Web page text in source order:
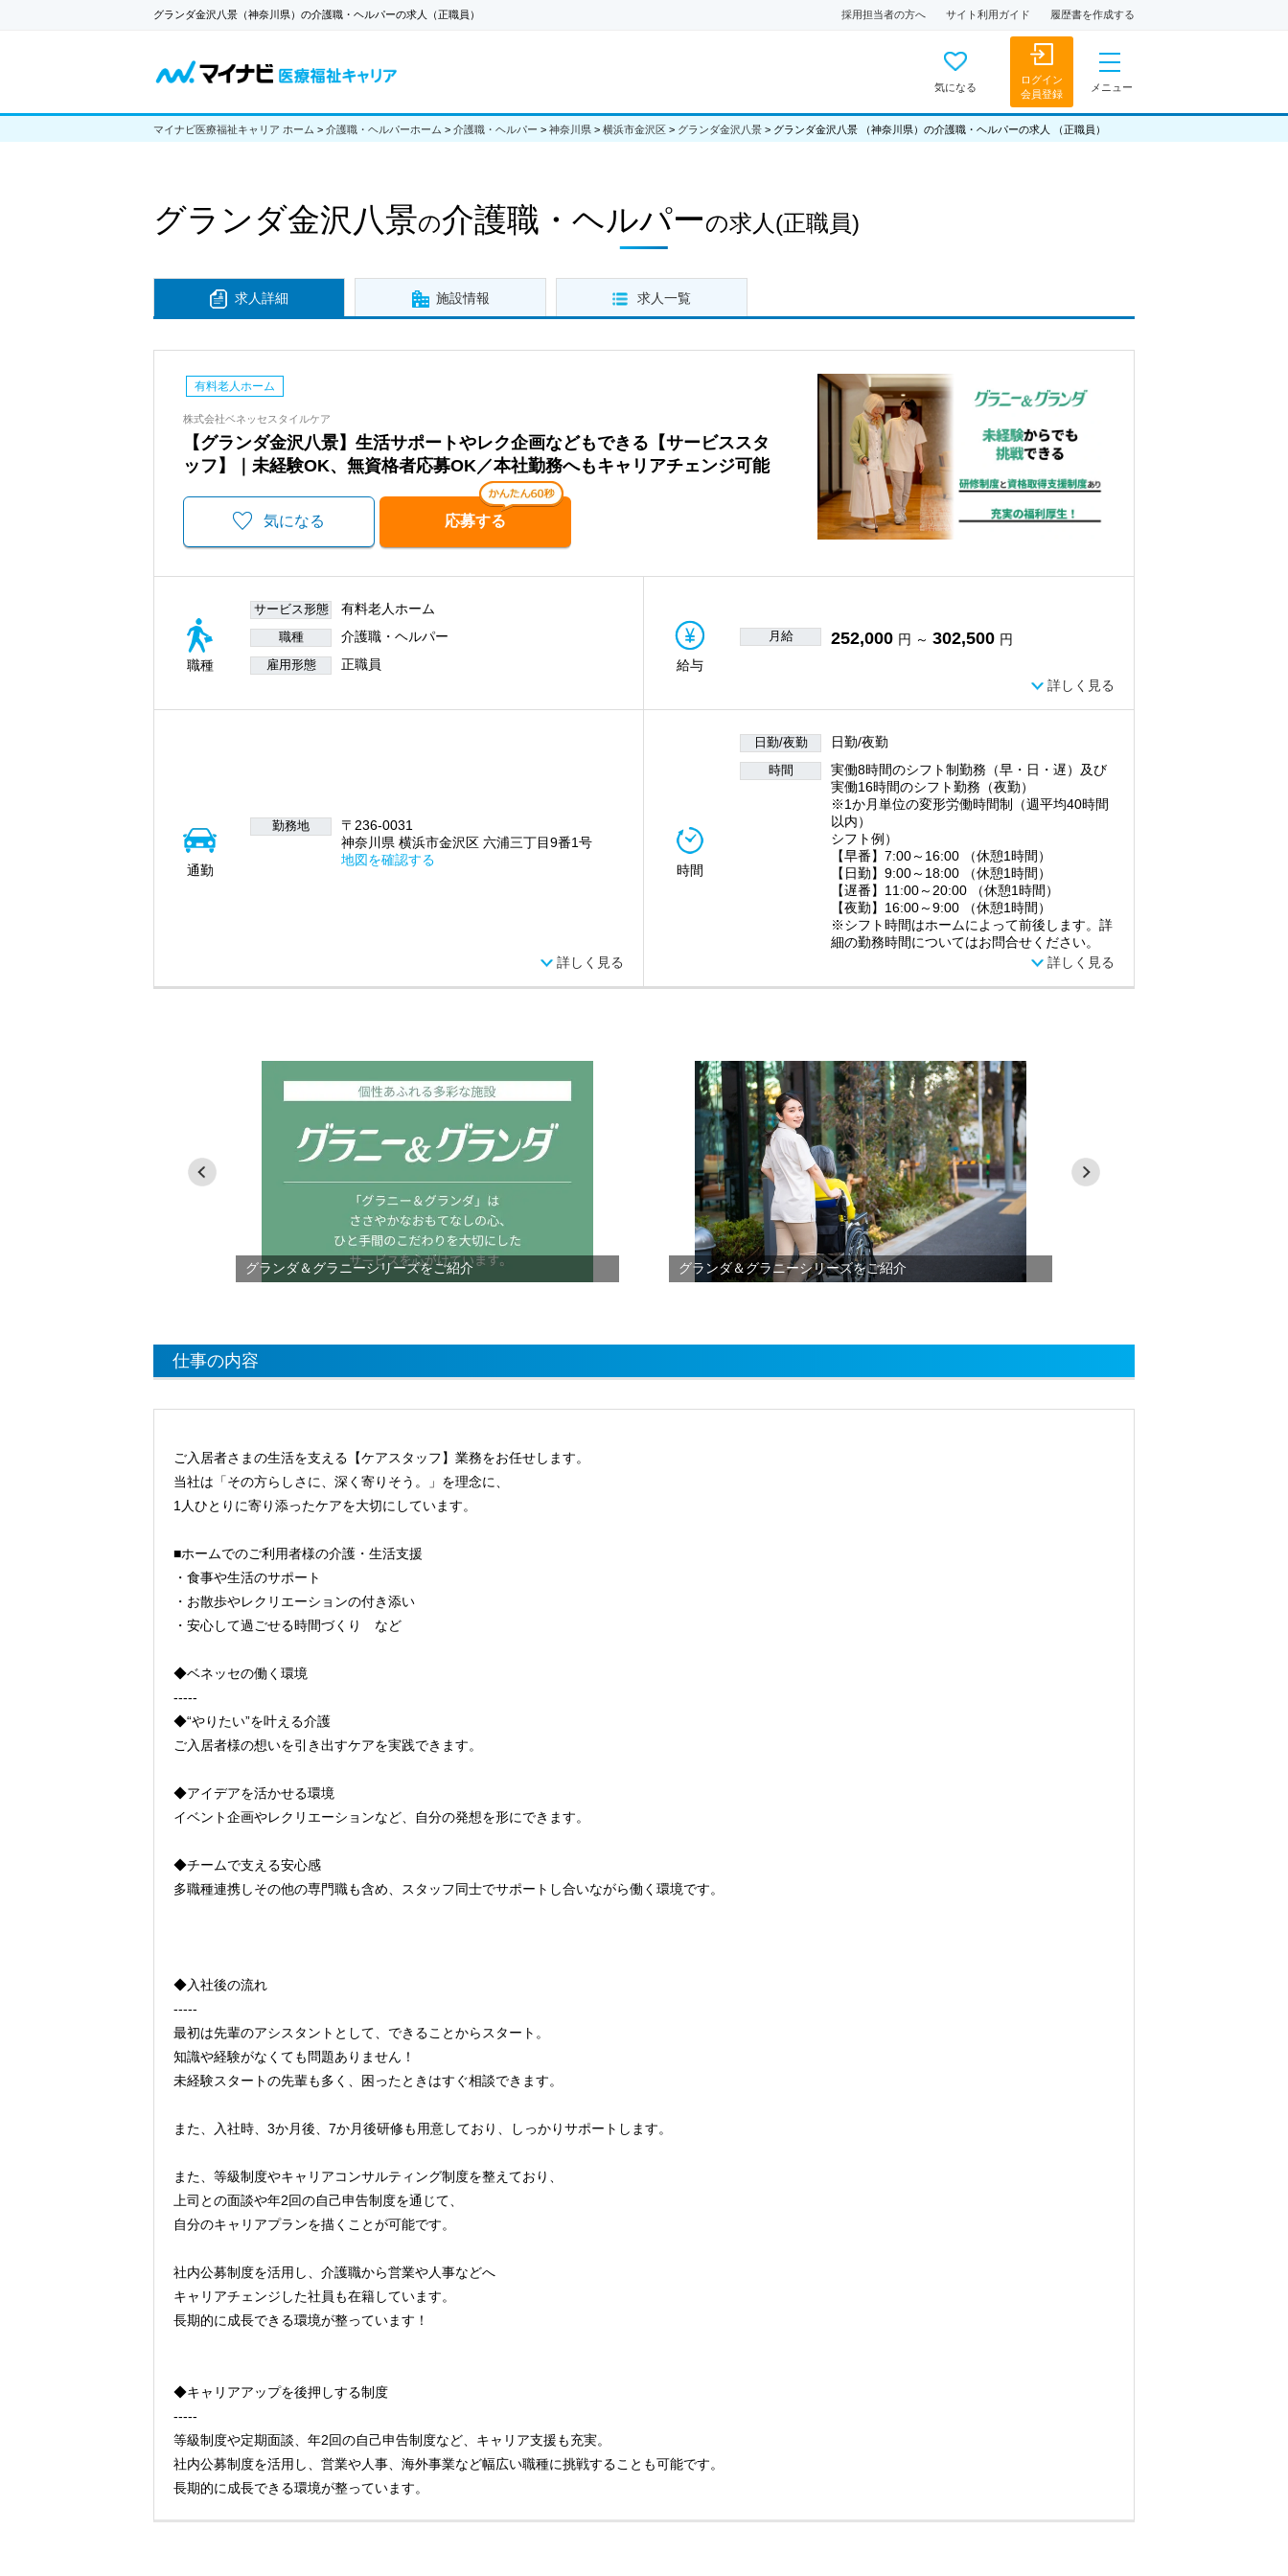
グランダ金沢八景（神奈川県）の介護職・ヘルパーの求人（正職員） 採用担当者の方へ サイト利用ガイド 履歴書を作成する
気になる
ログイン
会員登録
メニュー
マイナビ医療福祉キャリア ホーム > 介護職・ヘルパーホーム > 介護職・ヘルパー > 神奈川県 > 横浜市金沢区 > グランダ金沢八景 > グランダ金沢八景 （神奈川県）の介護職・ヘルパーの求人 （正職員）
グランダ金沢八景の介護職・ヘルパーの求人 (正職員)
求人詳細 施設情報 求人一覧
有料老人ホーム
株式会社ベネッセスタイルケア
【グランダ金沢八景】生活サポートやレク企画などもできる【サービススタ
ッフ】｜未経験OK、無資格者応募OK／本社勤務へもキャリアチェンジ可能
気になる 応募する
職種
サービス形態 有料老人ホーム
職種 介護職・ヘルパー
雇用形態 正職員 給与
月給 252,000 円 ～ 302,500 円
詳しく見る
通勤
勤務地
〒236-0031
神奈川県 横浜市金沢区 六浦三丁目9番1号
地図を確認する
詳しく見る
時間
日勤/夜勤 日勤/夜勤
時間
実働8時間のシフト制勤務（早・日・遅）及び
実働16時間のシフト勤務（夜勤）
※1か月単位の変形労働時間制（週平均40時間
以内）
シフト例）
【早番】7:00～16:00 （休憩1時間）
【日勤】9:00～18:00 （休憩1時間）
【遅番】11:00～20:00 （休憩1時間）
【夜勤】16:00～9:00 （休憩1時間）
※シフト時間はホームによって前後します。詳
細の勤務時間についてはお問合せください。
詳しく見る
グランダ＆グラニーシリーズをご紹介 グランダ＆グラニーシリーズをご紹介
仕事の内容
ご入居者さまの生活を支える【ケアスタッフ】業務をお任せします。
当社は「その方らしさに、深く寄りそう。」を理念に、
1人ひとりに寄り添ったケアを大切にしています。
■ホームでのご利用者様の介護・生活支援
・食事や生活のサポート
・お散歩やレクリエーションの付き添い
・安心して過ごせる時間づくり など
◆ベネッセの働く環境
-----
◆“やりたい”を叶える介護
ご入居者様の想いを引き出すケアを実践できます。
◆アイデアを活かせる環境
イベント企画やレクリエーションなど、自分の発想を形にできます。
◆チームで支える安心感
多職種連携しその他の専門職も含め、スタッフ同士でサポートし合いながら働く環境です。
◆入社後の流れ
-----
最初は先輩のアシスタントとして、できることからスタート。
知識や経験がなくても問題ありません！
未経験スタートの先輩も多く、困ったときはすぐ相談できます。
また、入社時、3か月後、7か月後研修も用意しており、しっかりサポートします。
また、等級制度やキャリアコンサルティング制度を整えており、
上司との面談や年2回の自己申告制度を通じて、
自分のキャリアプランを描くことが可能です。
社内公募制度を活用し、介護職から営業や人事などへ
キャリアチェンジした社員も在籍しています。
長期的に成長できる環境が整っています！
◆キャリアアップを後押しする制度
-----
等級制度や定期面談、年2回の自己申告制度など、キャリア支援も充実。
社内公募制度を活用し、営業や人事、海外事業など幅広い職種に挑戦することも可能です。
長期的に成長できる環境が整っています。